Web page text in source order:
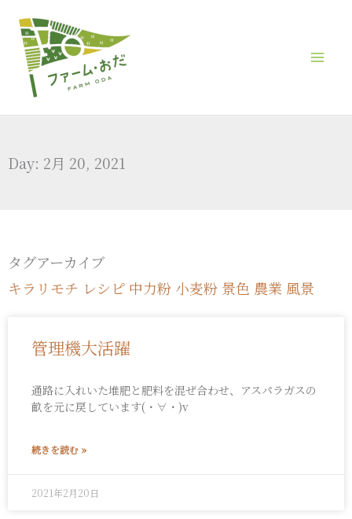
キ
プDay: 2月 20, 2021
タグアーカイブ
キラリモチ レシピ 中力粉 小麦粉 景色 農業 風景
管理機大活躍
通路に入れいた堆肥と肥料を混ぜ合わせ、アスパラガスの
畝を元に戻しています(・∀・)v
続きを読む »
2021年2月20日